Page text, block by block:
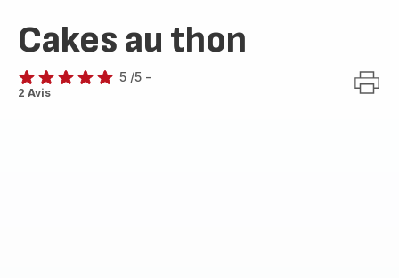
Cakes au thon
Avis
5 /5 -
2 Avis